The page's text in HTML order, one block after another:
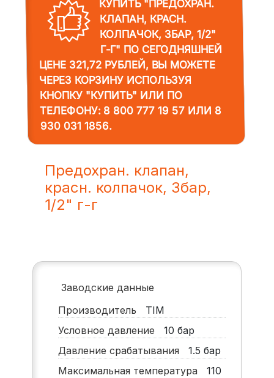
КУПИТЬ "ПРЕДОХРАН.
КЛАПАН, КРАСН.
КОЛПАЧОК, 3БАР, 1/2"
Г-Г"ПО СЕГОДНЯШНЕЙ
ЦЕНЕ 321,72 РУБЛЕЙ, ВЫ МОЖЕТЕ
ЧЕРЕЗ КОРЗИНУ ИСПОЛЬЗУЯ
КНОПКУ "КУПИТЬ" ИЛИ ПО
ТЕЛЕФОНУ: 8 800 777 19 57ИЛИ 8
930 031 1856.
Предохран. клапан,
красн. колпачок, 3бар,
1/2" г-г
Заводские данные
Производитель
TIM
Условное давление
10 бар
Давление срабатывания
1.5 бар
Максимальная температура
110